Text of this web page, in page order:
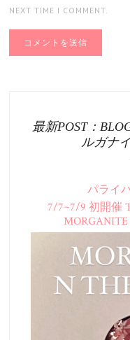
NEXT TIME I COMMENT.
最新POST：
ルガナ
パライ
7/7~7/9 初開催